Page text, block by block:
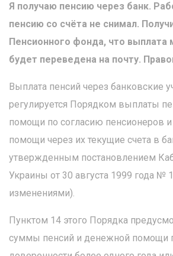
Я получаю пенсию через банк.
пенсию со счёта не снимал.
Пенсионного фонда, что выплата
будет переведена на почту.
Выплата пенсий через банковские
регулируется Порядком выплаты
помощи по согласию пенсионеров и
помощи через их текущие счета в
утвержденным постановлением
Украины от 30 августа 1999 года №
изменениями).
Пунктом 14 этого Порядка
суммы пенсий и денежной помощи